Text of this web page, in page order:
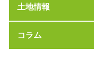
土地情報
コラム